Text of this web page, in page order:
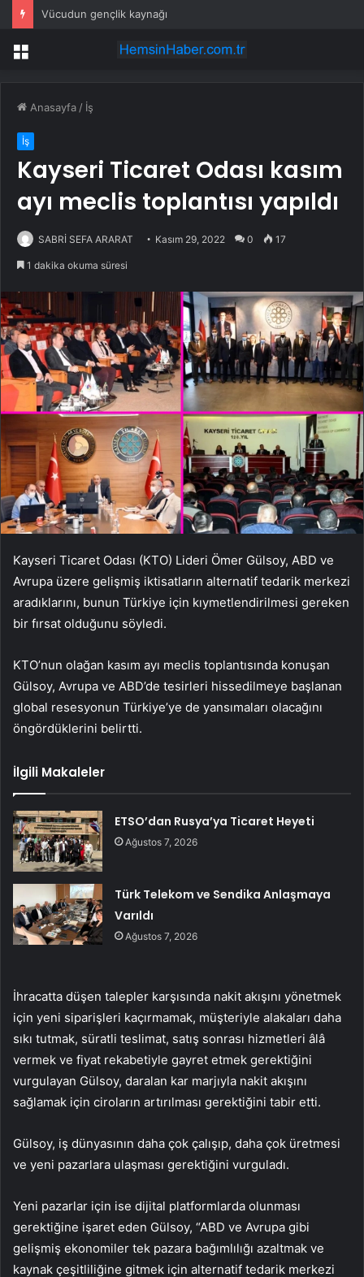
Vücudun gençlik kaynağı
Menü
Anasayfa / İş
İş
Kayseri Ticaret Odası kasım
ayı meclis toplantısı yapıldı
SABRİ SEFA ARARAT Kasım 29, 2022 0 17
1 dakika okuma süresi
Kayseri Ticaret Odası (KTO) Lideri Ömer Gülsoy, ABD ve
Avrupa üzere gelişmiş iktisatların alternatif tedarik merkezi
aradıklarını, bunun Türkiye için kıymetlendirilmesi gereken
bir fırsat olduğunu söyledi.
KTO’nun olağan kasım ayı meclis toplantısında konuşan
Gülsoy, Avrupa ve ABD’de tesirleri hissedilmeye başlanan
global resesyonun Türkiye’ye de yansımaları olacağını
öngördüklerini belirtti.
İlgili Makaleler
ETSO’dan Rusya’ya Ticaret Heyeti
Ağustos 7, 2026
Türk Telekom ve Sendika Anlaşmaya
Varıldı
Ağustos 7, 2026
İhracatta düşen talepler karşısında nakit akışını yönetmek
için yeni siparişleri kaçırmamak, müşteriyle alakaları daha
sıkı tutmak, süratli teslimat, satış sonrası hizmetleri âlâ
vermek ve fiyat rekabetiyle gayret etmek gerektiğini
vurgulayan Gülsoy, daralan kar marjıyla nakit akışını
sağlamak için ciroların artırılması gerektiğini tabir etti.
Gülsoy, iş dünyasının daha çok çalışıp, daha çok üretmesi
ve yeni pazarlara ulaşması gerektiğini vurguladı.
Yeni pazarlar için ise dijital platformlarda olunması
gerektiğine işaret eden Gülsoy, “ABD ve Avrupa gibi
gelişmiş ekonomiler tek pazara bağımlılığı azaltmak ve
kaynak çeşitliliğine gitmek için alternatif tedarik merkezi